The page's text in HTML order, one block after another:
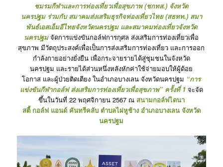
ชมรมกีฬาและการท่องเที่ยวเพื่อสุขภาพ (ชกทส.) จังหวัด
นครปฐม ร่วมกับ สมาคมส่งเสริมธุรกิจท่องเที่ยวไทย (สธทท.) สมา
พันธ์เอสเอ็มอีไทยจังหวัดนครปฐม และสมาคมท่องเที่ยวจังหวัด
นครปฐมจัดการแข่งขันกอล์ฟการกุศล ส่งเสริมการท่องเที่ยวเพื่อ
สุขภาพ มีวัตถุประสงค์เพื่อเป็นการส่งเสริมการท่องเที่ยว และการออก
กำลังกายอย่างยั่งยืน เพื่อกระจายรายได้สู่ชุมชนในจังหวัด
นครปฐม และรายได้ส่วนหนึ่งหลังหักค่าใช้จ่ายมอบให้ผู้ด้อย
โอกาส และผู้ป่วยติดเตียง ในอำเภอบางเลน จังหวัดนครปฐม “การ
แข่งขันกีฬากอล์ฟ ส่งเสริมการท่องเที่ยวเพื่อสุขภาพ” ครั้งที่ 1จะจัด
ขึ้นในวันที่ 22 พฤศจิกายน 2567 ณ สนามกอล์ฟไดนา
สตี้ กอล์ฟ แอนด์ คันทรีคลับ ตำบลไผ่หูช้าง อำเภอบางเลน จังหวัด
นครปฐม